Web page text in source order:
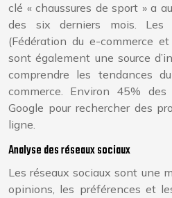
clé « chaussures de sport » a
des six derniers mois. Les
(Fédération du e-commerce
sont également une source
comprendre les tendances
commerce. Environ 45% des
Google pour rechercher des
ligne.
Analyse des réseaux sociaux
Les réseaux sociaux sont une
opinions, les préférences et